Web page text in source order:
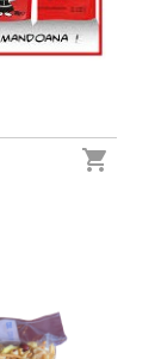
